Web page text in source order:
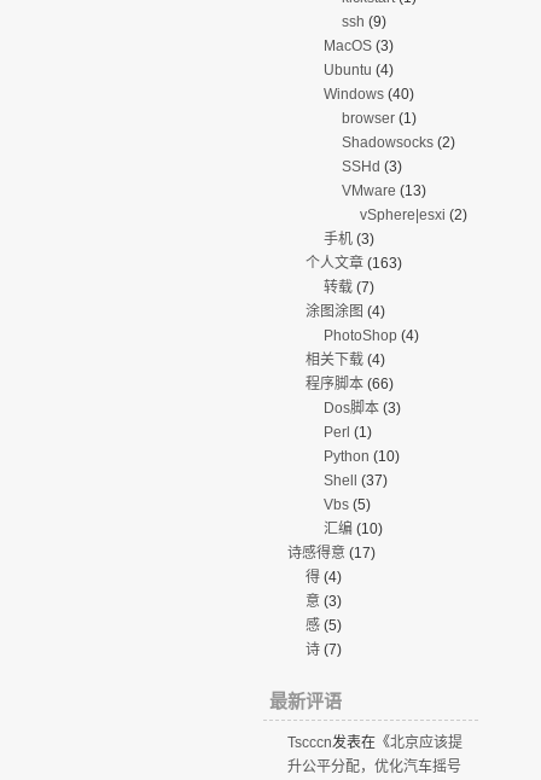
ssh (9)
MacOS(3)
Ubuntu (4)
Windows(40)
browser(1)
Shadowsocks(2)
SSHd (3)
VMware (13)
vSphere|esxi (2)
手机(3)
个人文章(163)
转载(7)
涂图涂图 (4)
PhotoShop(4)
相关下载(4)
程序脚本(66)
Dos脚本(3)
Perl (1)
Python (10)
Shell (37)
Vbs(5)
汇编 (10)
诗感得意(17)
得(4)
意(3)
感(5)
诗(7)
最新评语
Tscccn发表在《北京应该提
升公平分配，优化汽车摇号